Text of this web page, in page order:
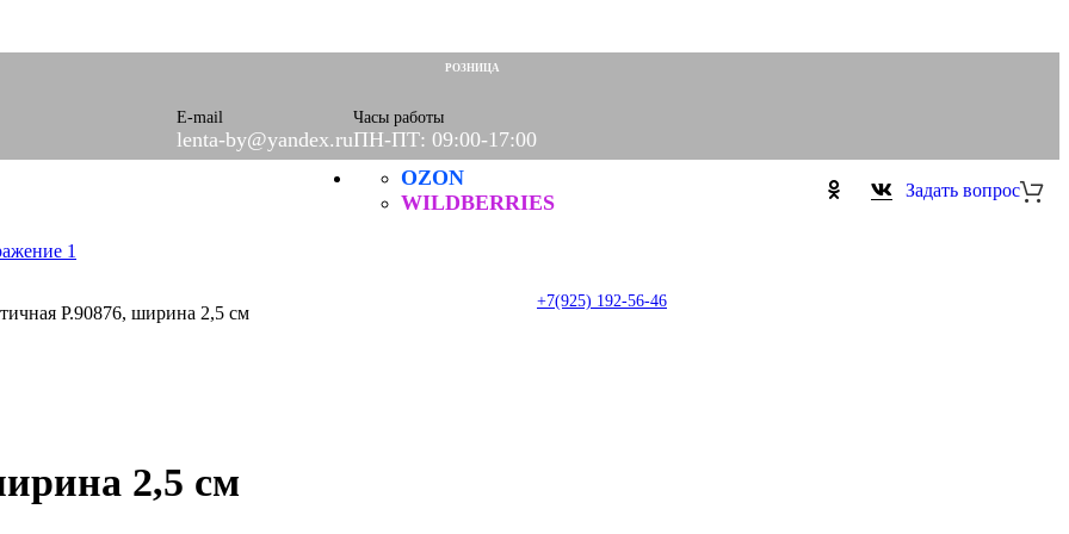
E-mail
lenta-by@yandex.ru
Часы работы
ПН-ПТ: 09:00-17:00
+7(925) 192-56-46
OZON
РОЗНИЦА
WILDBERRIES
Задать вопрос
Р.90876, ширина 2,5 см
2,5 см